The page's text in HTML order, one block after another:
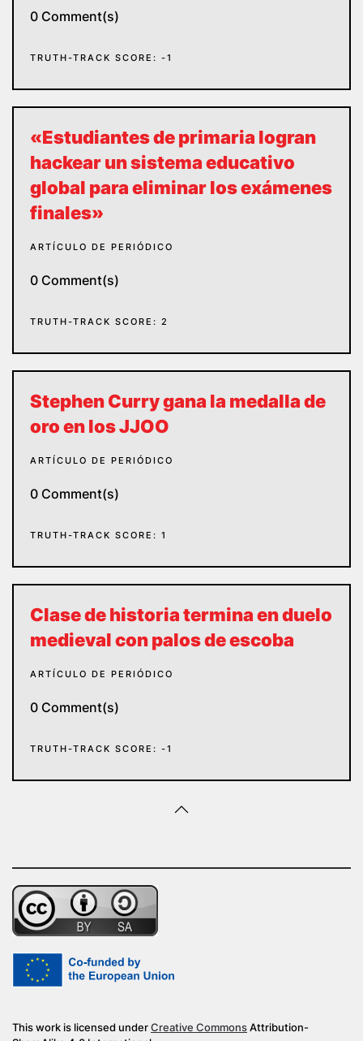
0 Comment(s)
TRUTH-TRACK SCORE: -1
«Estudiantes de primaria logran
hackear un sistema educativo
global para eliminar los exámenes
finales»
ARTÍCULO DE PERIÓDICO
0 Comment(s)
TRUTH-TRACK SCORE: 2
Stephen Curry gana la medalla de
oro en los JJOO
ARTÍCULO DE PERIÓDICO
0 Comment(s)
TRUTH-TRACK SCORE: 1
Clase de historia termina en duelo
medieval con palos de escoba
ARTÍCULO DE PERIÓDICO
0 Comment(s)
TRUTH-TRACK SCORE: -1
This work is licensed underCreative CommonsAttribution-